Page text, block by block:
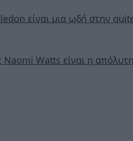
είναι μια ωδή στην
Watts είναι η